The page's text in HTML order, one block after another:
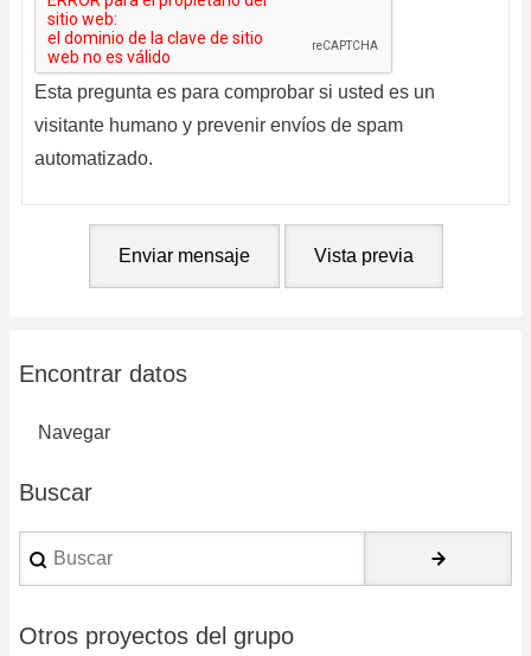
Esta pregunta es para comprobar si usted es un
visitante humano y prevenir envíos de spam
automatizado.
Encontrar datos
Navegar
Buscar
Buscar
Otros proyectos del grupo